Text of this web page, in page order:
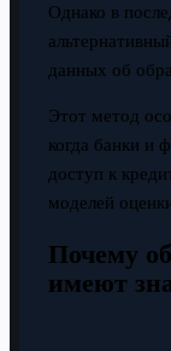
Однако в
данных об
Этот метод
когда банки и
доступ к
моделей
Почему
имеют